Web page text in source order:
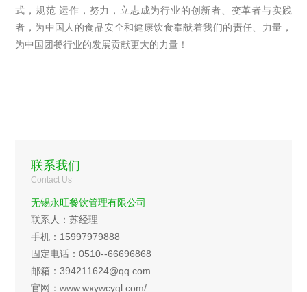
式，规范 运作，努力，立志成为行业的创新者、变革者与实践
者，为中国人的食品安全和健康饮食奉献着我们的责任、力量，
为中国团餐行业的发展贡献更大的力量！
联系我们
Contact Us
无锡永旺餐饮管理有限公司
联系人：苏经理
手机：15997979888
固定电话：0510--66696868
邮箱：394211624@qq.com
官网：www.wxywcygl.com/